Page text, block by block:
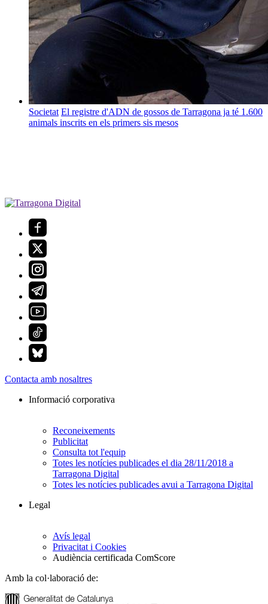
Societat El registre d'ADN de gossos de Tarragona ja té 1.600
animals inscrits en els primers sis mesos
Contacta amb nosaltres
Informació corporativa
Reconeixements
Publicitat
Consulta tot l'equip
Totes les notícies publicades el dia 28/11/2018 a
Tarragona Digital
Totes les notícies publicades avui a Tarragona Digital
Legal
Avís legal
Privacitat i Cookies
Audiència certificada ComScore
Amb la col·laboració de: